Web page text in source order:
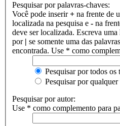
Pesquisar por palavras-chaves:
Você pode inserir+ na frente de
localizada na pesquisa e - na
deve ser localizada. Escreva uma
por | se somente uma das
encontrada. Use * como
Pesquisar por todos os
Pesquisar por qualquer
Pesquisar por autor:
Use * como complemento para